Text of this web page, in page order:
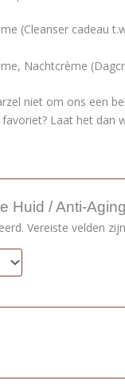
(Cleanser cadeau
Nachtcrème
niet om ons een
Laat het dan
Huid / Anti-
Vereiste velden